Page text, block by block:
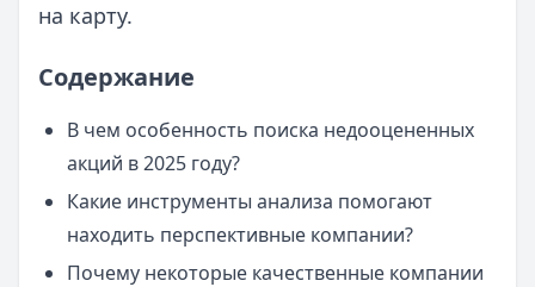
на карту.
Содержание
В чем особенность поиска недооцененных
акций в 2025 году?
Какие инструменты анализа помогают
находить перспективные компании?
Почему некоторые качественные компании